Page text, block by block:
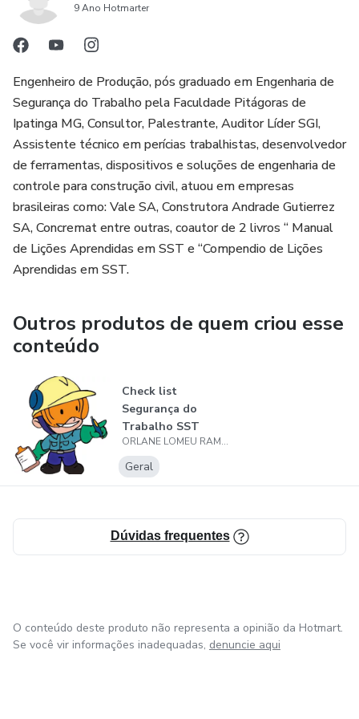
👉 Adquira o Ebook e Torne-se um Líder em Segurança
Ocupacional!
9 Ano Hotmarter
Engenheiro de Produção, pós graduado em Engenharia de
Segurança do Trabalho pela Faculdade Pitágoras de
Ipatinga MG, Consultor, Palestrante, Auditor Líder SGI,
Assistente técnico em perícias trabalhistas, desenvolvedor
de ferramentas, dispositivos e soluções de engenharia de
controle para construção civil, atuou em empresas
brasileiras como: Vale SA, Construtora Andrade Gutierrez
SA, Concremat entre outras, coautor de 2 livros “ Manual
de Lições Aprendidas em SST e “Compendio de Lições
Aprendidas em SST.
Outros produtos de quem criou esse
conteúdo
Check list
Segurança do
Trabalho SST
ORLANE LOMEU RAMPI PEREIRA
Geral
Dúvidas frequentes
O conteúdo deste produto não representa a opinião da Hotmart.
Se você vir informações inadequadas, denuncie aqui